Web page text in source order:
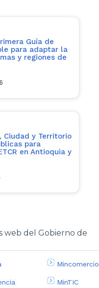
Guía de
para adaptar la
y regiones de
Ciudad y Territorio
para
en Antioquia y
web del Gobierno de
Mincomercio
MinTIC